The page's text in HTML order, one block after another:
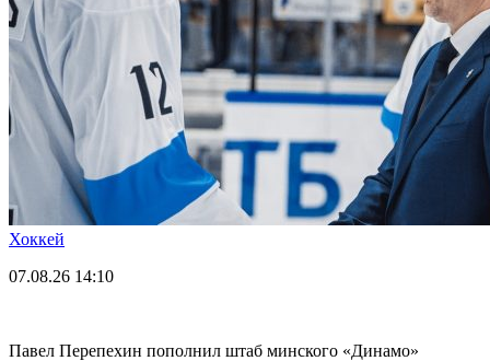
Хоккей
07.08.26 14:10
Павел Перепехин пополнил штаб минского «Динамо»